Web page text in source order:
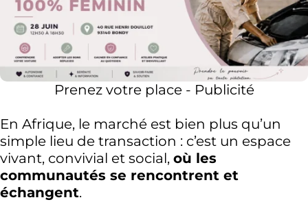
Prenez votre place - Publicité
En Afrique, le marché est bien plus qu’un
simple lieu de transaction : c’est un espace
vivant, convivial et social, où les
communautés se rencontrent et
échangent.